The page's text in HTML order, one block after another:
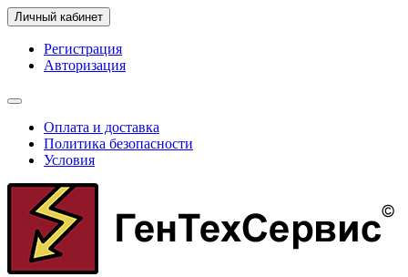
Личный кабинет
Регистрация
Авторизация
Оплата и доставка
Политика безопасности
Условия